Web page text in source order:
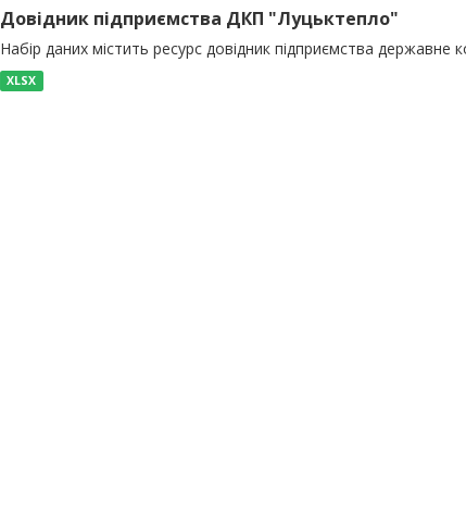
Довідник підприємства ДКП "Луцьктепло"
Набір даних містить ресурс довідник підприємства державне
XLSX